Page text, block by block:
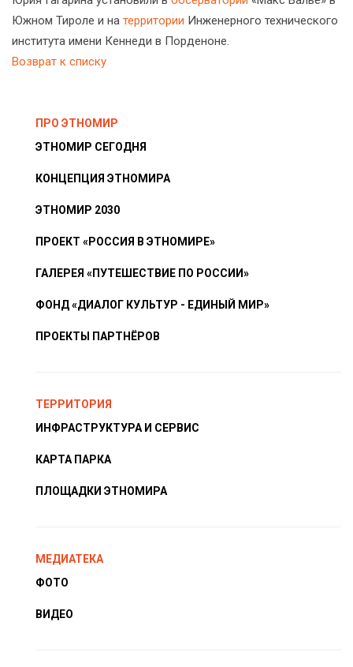
Южном Тироле и на территории Инженерного технического
института имени Кеннеди в Порденоне.
Возврат к списку
ПРО ЭТНОМИР
ЭТНОМИР СЕГОДНЯ
КОНЦЕПЦИЯ ЭТНОМИРА
ЭТНОМИР 2030
ПРОЕКТ «РОССИЯ В ЭТНОМИРЕ»
ГАЛЕРЕЯ «ПУТЕШЕСТВИЕ ПО РОССИИ»
ФОНД «ДИАЛОГ КУЛЬТУР - ЕДИНЫЙ МИР»
ПРОЕКТЫ ПАРТНЁРОВ
ТЕРРИТОРИЯ
ИНФРАСТРУКТУРА И СЕРВИС
КАРТА ПАРКА
ПЛОЩАДКИ ЭТНОМИРА
МЕДИАТЕКА
ФОТО
ВИДЕО